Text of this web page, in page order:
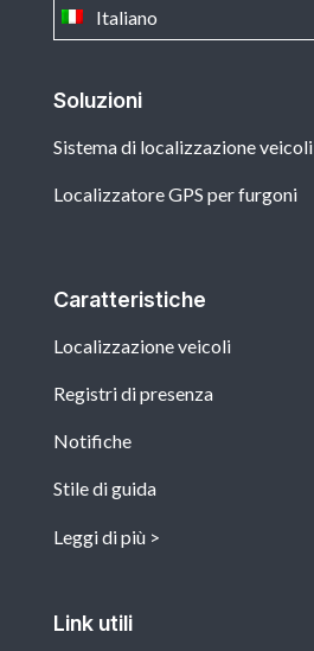
Soluzioni
Sistema di localizzazione veicoli
Localizzatore GPS per furgoni
Caratteristiche
Localizzazione veicoli
Registri di presenza
Notifiche
Stile di guida
Leggi di più
Link utili
Italiano